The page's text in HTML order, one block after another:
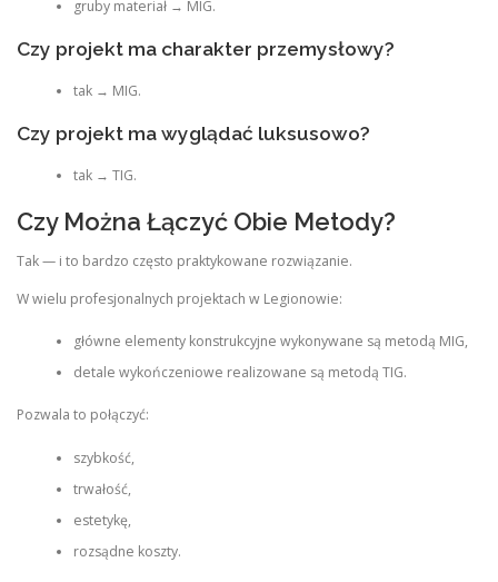
gruby materiał → MIG.
Czy projekt ma charakter przemysłowy?
tak → MIG.
Czy projekt ma wyglądać luksusowo?
tak → TIG.
Czy Można Łączyć Obie Metody?
Tak — i to bardzo często praktykowane rozwiązanie.
W wielu profesjonalnych projektach w Legionowie:
główne elementy konstrukcyjne wykonywane są metodą MIG,
detale wykończeniowe realizowane są metodą TIG.
Pozwala to połączyć:
szybkość,
trwałość,
estetykę,
rozsądne koszty.